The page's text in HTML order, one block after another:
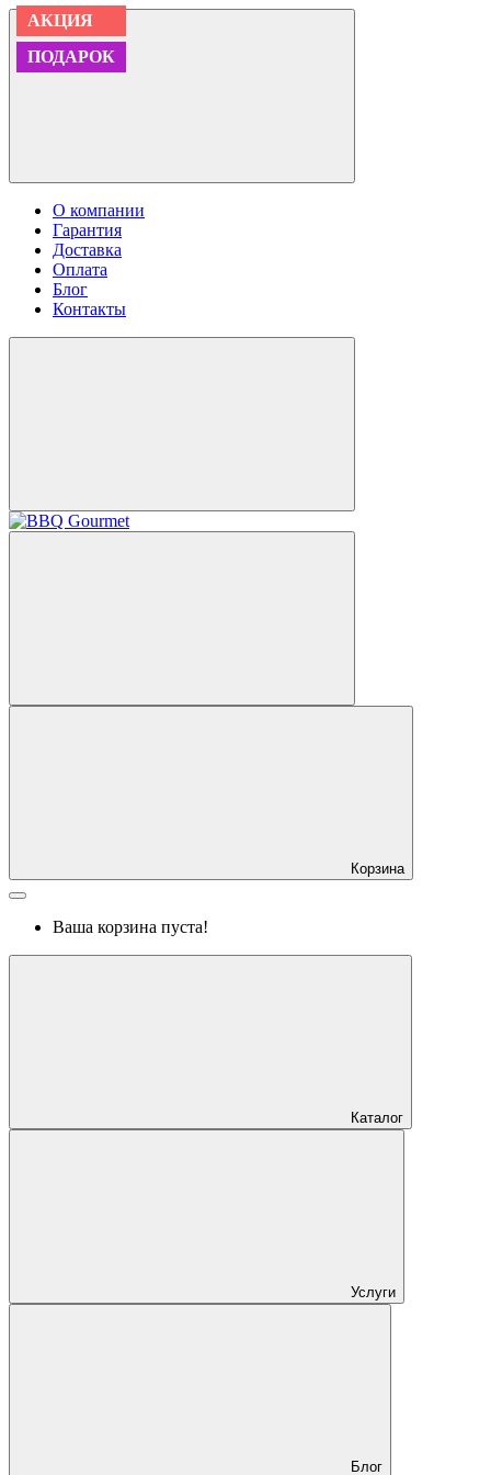
О компании
Гарантия
Доставка
Оплата
Блог
Контакты
Корзина
Ваша корзина пуста!
Каталог
Услуги
Блог
АКЦИЯ
ПОДАРОК
АКЦИЯ
ПОДАРОК